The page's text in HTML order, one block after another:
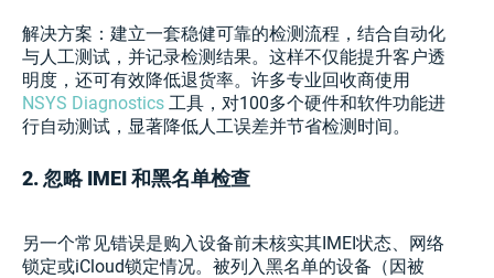
解决方案：建立一套稳健可靠的检测流程，结合自动化
与人工测试，并记录检测结果。这样不仅能提升客户透
明度，还可有效降低退货率。许多专业回收商使用
NSYS Diagnostics 工具，对100多个硬件和软件功能进
行自动测试，显著降低人工误差并节省检测时间。
2. 忽略 IMEI 和黑名单检查
另一个常见错误是购入设备前未核实其IMEI状态、网络
锁定或iCloud锁定情况。被列入黑名单的设备（因被